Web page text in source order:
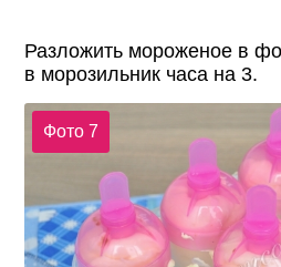
Разложить мороженое в
в морозильник часа на 3.
Фото 7